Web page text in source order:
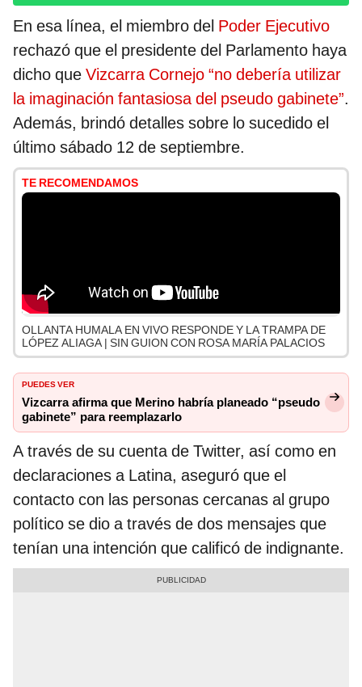
En esa línea, el miembro del Poder Ejecutivo
rechazó que el presidente del Parlamento haya
dicho que Vizcarra Cornejo “no debería utilizar
la imaginación fantasiosa del pseudo gabinete”.
Además, brindó detalles sobre lo sucedido el
último sábado 12 de septiembre.
TE RECOMENDAMOS
OLLANTA HUMALA EN VIVO RESPONDE Y LA TRAMPA DE
LÓPEZ ALIAGA | SIN GUION CON ROSA MARÍA PALACIOS
PUEDES VER
Vizcarra afirma que Merino habría planeado “pseudo
gabinete” para reemplazarlo
A través de su cuenta de Twitter, así como en
declaraciones a Latina, aseguró que el
contacto con las personas cercanas al grupo
político se dio a través de dos mensajes que
tenían una intención que calificó de indignante.